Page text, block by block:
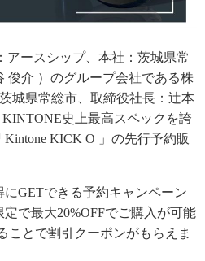
アースシップ、本社：茨城県常
俊介 ）のグループ会社である株
城県常総市、取締役社長：辻本
史上最高スペックを誇
KICK O 」の先行予約販
GETできる予約キャンペーン
で最大20%OFFでご購入が可能
ことで割引クーポンがもらえま